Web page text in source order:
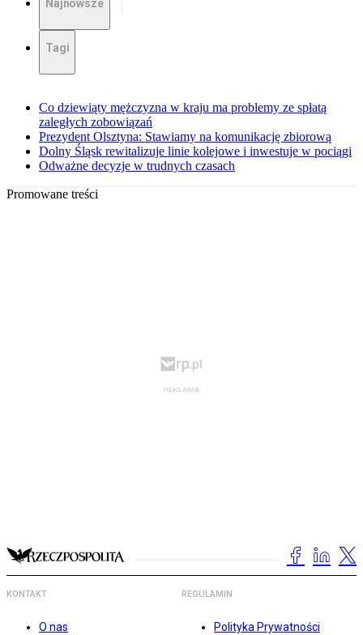
Najnowsze
Tagi
Co dziewiąty mężczyzna w kraju ma problemy ze spłatą
zaległych zobowiązań
Prezydent Olsztyna: Stawiamy na komunikację zbiorową
Dolny Śląsk rewitalizuje linie kolejowe i inwestuje w pociągi
Odważne decyzje w trudnych czasach
Promowane treści
KONTAKT
O nas
REGULAMIN
Polityka Prywatności